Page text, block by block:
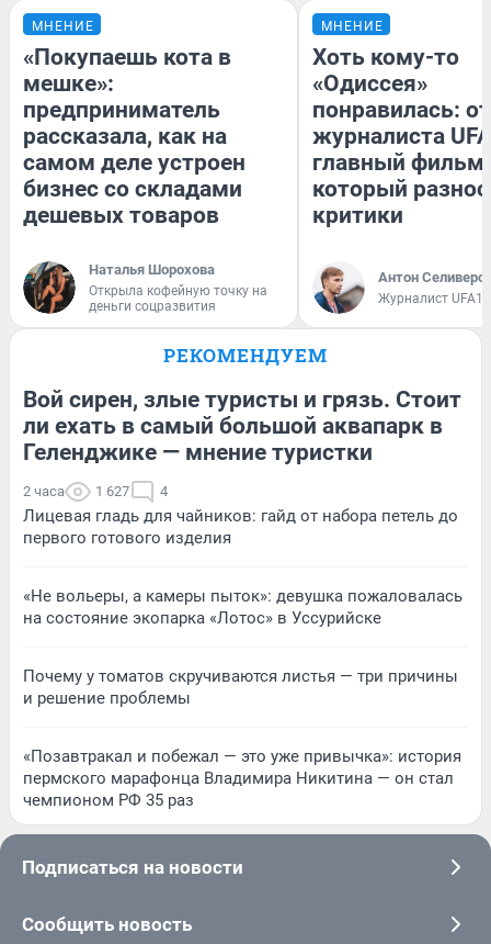
МНЕНИЕ
«Покупаешь кота в
мешке»:
предприниматель
рассказала, как на
самом деле устроен
бизнес со складами
дешевых товаров
Наталья Шорохова
Открыла кофейную точку на
деньги соцразвития
МНЕНИЕ
Хоть кому-то
«Одиссея»
понравилась:
журналиста
главный фильм
который
критики
Антон
Журналист
РЕКОМЕНДУЕМ
Вой сирен, злые туристы и грязь. Стоит
ли ехать в самый большой аквапарк в
Геленджике — мнение туристки
2 часа 1 627 4
Лицевая гладь для чайников: гайд от набора петель до
первого готового изделия
«Не вольеры, а камеры пыток»: девушка пожаловалась
на состояние экопарка «Лотос» в Уссурийске
Почему у томатов скручиваются листья — три причины
и решение проблемы
«Позавтракал и побежал — это уже привычка»: история
пермского марафонца Владимира Никитина — он стал
чемпионом РФ 35 раз
Подписаться на новости
Сообщить новость